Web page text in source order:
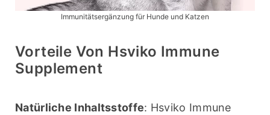
Immunitätsergänzung für Hunde und Katzen
Vorteile Von Hsviko Immune
Supplement
Natürliche Inhaltsstoffe: Hsviko Immune